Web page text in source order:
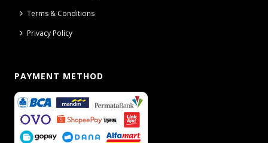
Terms & Conditions
Privacy Policy
PAYMENT METHOD